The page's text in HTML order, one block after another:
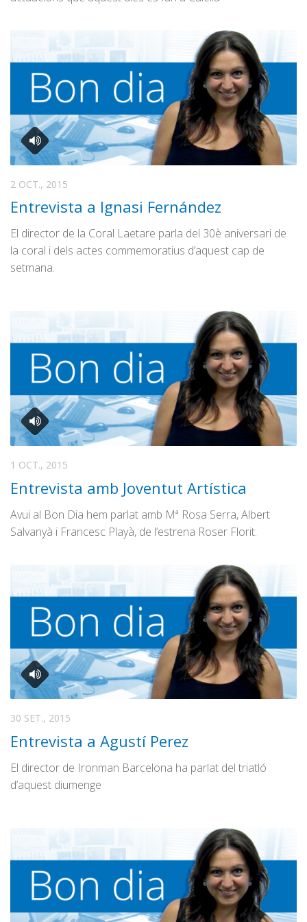
2 OCT., 2015
Entrevista a Ignasi Fernández
El director de la Coral Laetare parla del 30è aniversari de
la coral i dels actes commemoratius d’aquest cap de
setmana.
1 OCT., 2015
Entrevista amb Joventut Artística
Avui al Bon Dia hem parlat amb Mª Rosa Serra, Albert
Salvanyà i Francesc Playà, de l’estrena Roser Florit.
30 SET., 2015
Entrevista a Agustí Perez
El director de Ironman Barcelona ha parlat del triatló
d’aquest diumenge